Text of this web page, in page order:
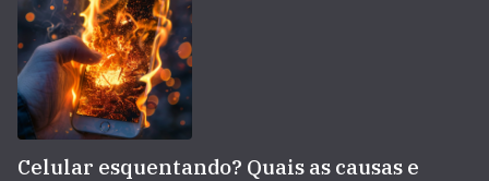
Celular esquentando? Quais as causas e